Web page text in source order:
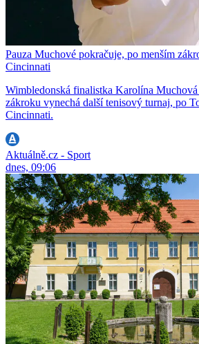
Pauza Muchové pokračuje, po menším
Cincinnati
Wimbledonská finalistka Karolína
zákroku vynechá další tenisový turnaj, po
Cincinnati.
Aktuálně.cz - Sport
dnes, 09:06